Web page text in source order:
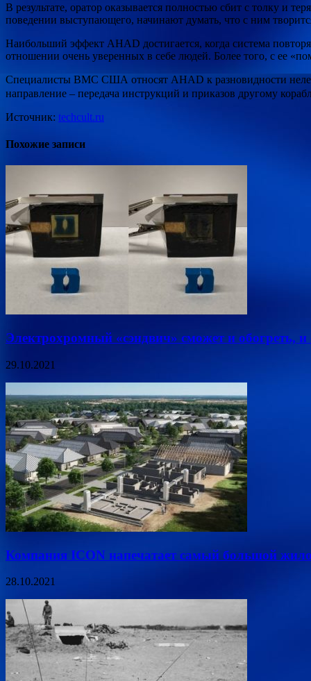
В результате, оратор оказывается полностью сбит с толку и
поведении выступающего, начинают думать, что с ним
Наибольший эффект AHAD достигается, когда система
отношении очень уверенных в себе людей. Более того, с ее
Специалисты ВМС США относят AHAD к разновидности
направление – передача инструкций и приказов другому
Источник: techcult.ru
Похожие записи
Электрохромный «сэндвич» сможет и обогреть, и
29.10.2021
Компания ICON напечатает самый большой
28.10.2021